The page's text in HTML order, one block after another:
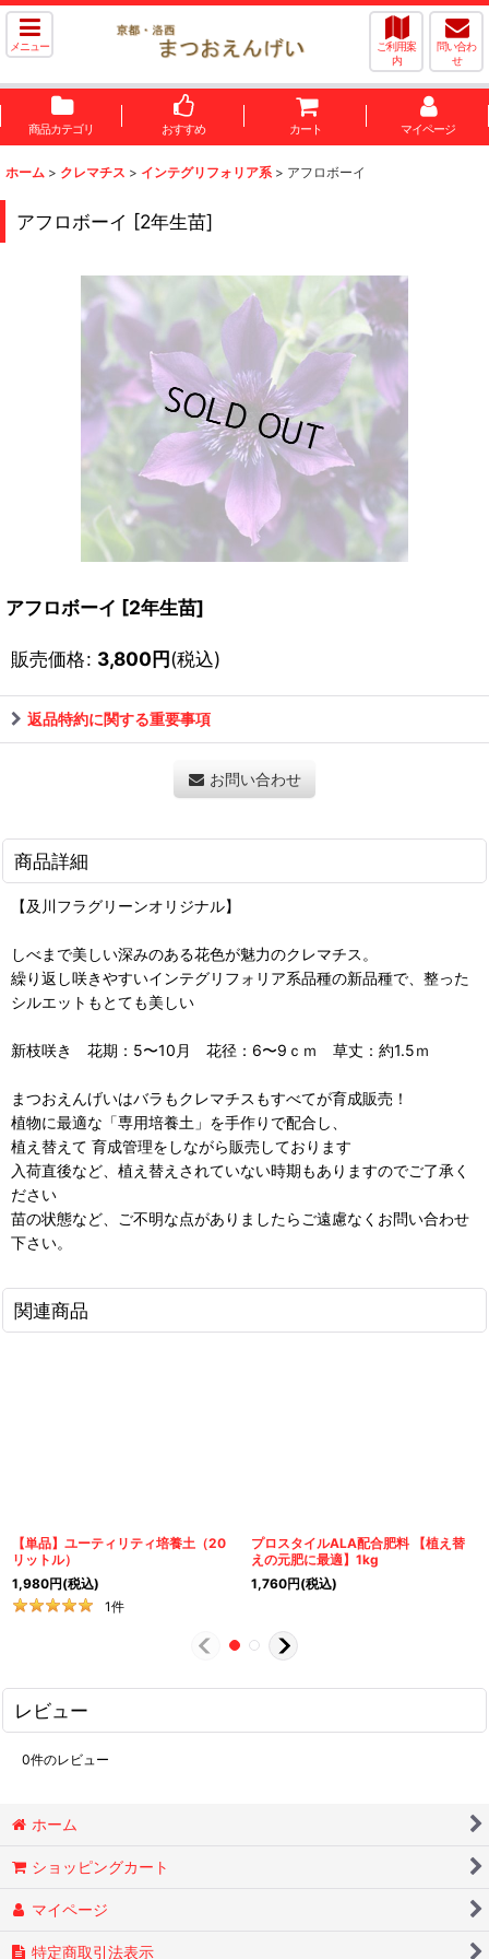
メニュー
ご利用案
内
問い合わ
せ
商品カテゴリ おすすめ カート マイページ
ホーム > クレマチス > インテグリフォリア系 > アフロボーイ
アフロボーイ [2年生苗]
アフロボーイ [2年生苗]
販売価格: 3,800円(税込)
返品特約に関する重要事項
お問い合わせ
商品詳細
【及川フラグリーンオリジナル】
しべまで美しい深みのある花色が魅力のクレマチス。
繰り返し咲きやすいインテグリフォリア系品種の新品種で、整った
シルエットもとても美しい
新枝咲き 花期：5〜10月 花径：6〜9ｃｍ 草丈：約1.5ｍ
まつおえんげいはバラもクレマチスもすべてが育成販売！
植物に最適な「専用培養土」を手作りで配合し、
植え替えて 育成管理をしながら販売しております
入荷直後など、植え替えされていない時期もありますのでご了承く
ださい
苗の状態など、ご不明な点がありましたらご遠慮なくお問い合わせ
下さい。
関連商品
【単品】ユーティリティ培養土（20
リットル）
1,980円(税込)
1件
プロスタイルALA配合肥料 【植え替
えの元肥に最適】1kg
1,760円(税込)
レビュー
0件のレビュー
ホーム
ショッピングカート
マイページ
特定商取引法表示